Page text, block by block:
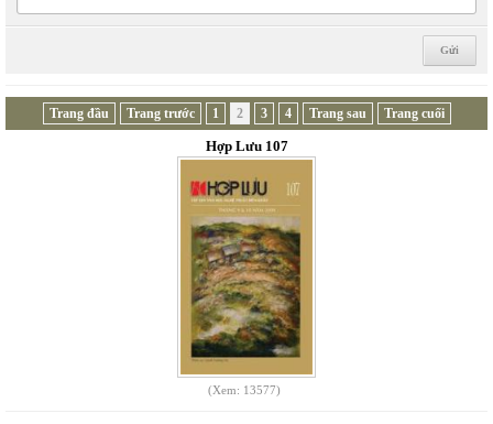
Trang đầu Trang trước 1 2 3 4 Trang sau Trang cuối
Hợp Lưu 107
(Xem: 13577)